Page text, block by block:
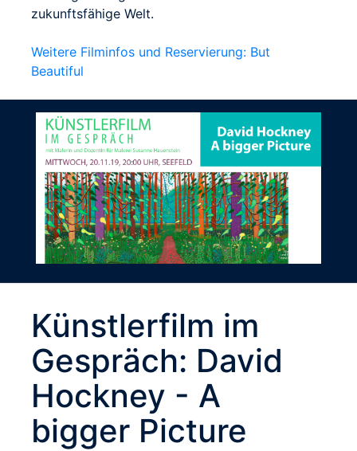
zukunftsfähige Welt.
Weitere Filminfos und Reservierung: But
Beautiful
Künstlerfilm im
Gespräch: David
Hockney - A
bigger Picture